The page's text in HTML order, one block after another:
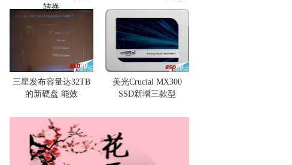
转换
三星发布容量达32TB
的新硬盘 能效
美光Crucial MX300
SSD新增三款型